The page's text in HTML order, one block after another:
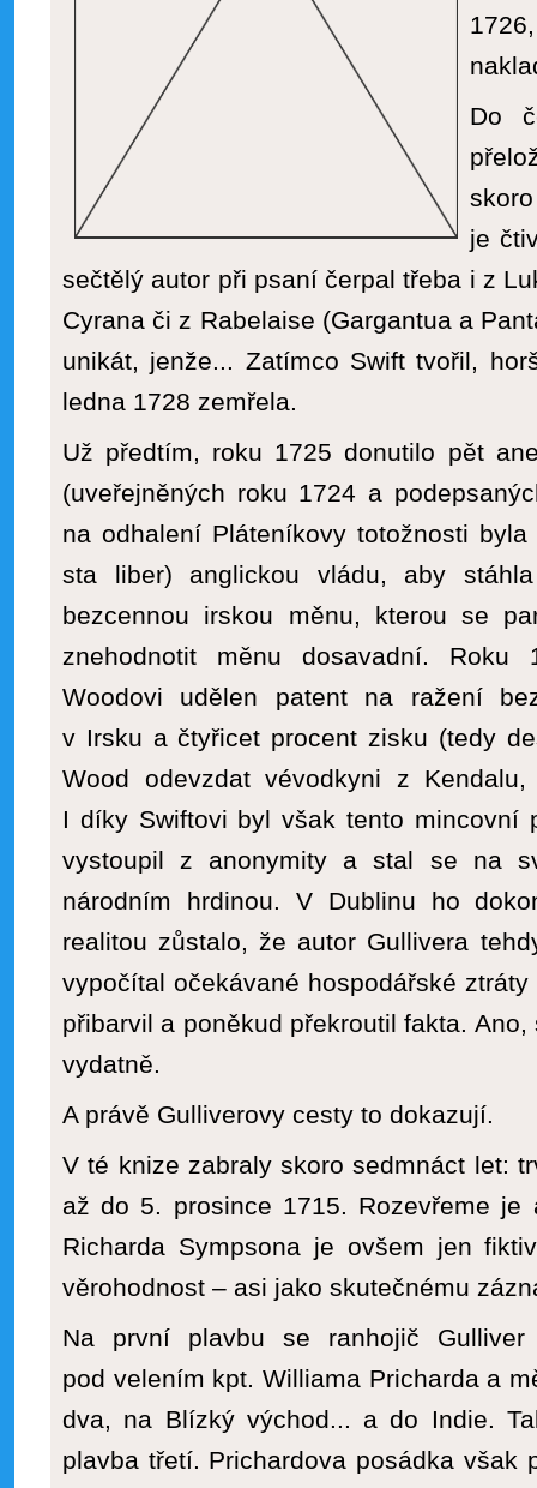
Do
je
sečtělý autor při psaní čerpal třeba i z
Cyrana či z Rabelaise (Gargantua a
unikát, jenže... Zatímco Swift tvořil,
ledna 1728 zemřela.
Už předtím, roku 1725 donutilo pět
(uveřejněných roku 1724 a
na odhalení Pláteníkovy totožnosti
sta liber) anglickou vládu, aby
bezcennou irskou měnu, kterou se
znehodnotit měnu dosavadní. Roku
Woodovi udělen patent na ražení
v Irsku a čtyřicet procent zisku (tedy
Wood odevzdat vévodkyni z
I díky Swiftovi byl však tento mincovní
vystoupil z anonymity a stal se na
národním hrdinou. V Dublinu ho
realitou zůstalo, že autor Gullivera
vypočítal očekávané hospodářské
přibarvil a poněkud překroutil fakta.
vydatně.
A právě Gulliverovy cesty to dokazují.
V té knize zabraly skoro sedmnáct let:
až do 5. prosince 1715. Rozevřeme je
Richarda Sympsona je ovšem jen
věrohodnost – asi jako skutečnému
Na první plavbu se ranhojič
pod velením kpt. Williama Pricharda a
dva, na Blízký východ... a do Indie.
plavba třetí. Prichardova posádka však